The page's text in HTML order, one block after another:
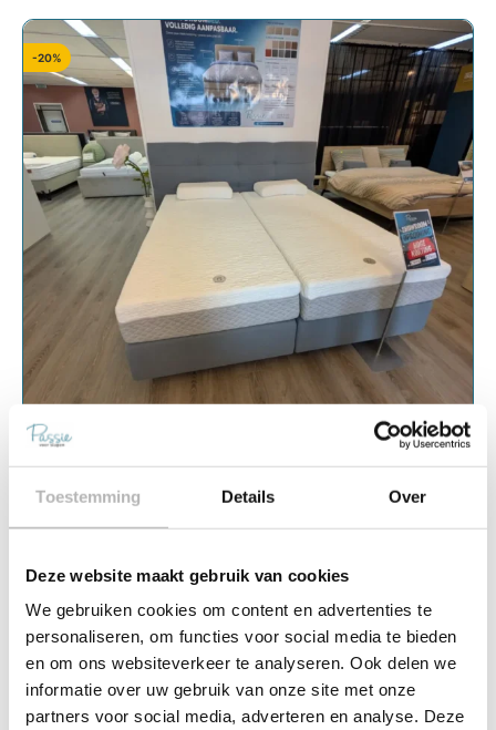
Toestemming Details Over
Deze website maakt gebruik van cookies
We gebruiken cookies om content en advertenties te
personaliseren, om functies voor social media te bieden
en om ons websiteverkeer te analyseren. Ook delen we
informatie over uw gebruik van onze site met onze
partners voor social media, adverteren en analyse. Deze
-20%
★★★★★
Passie Boxspring Bend – 180×200
(Vlaardingen)
Maatvoering 2 persoons
Stevigheid Firm, Medium
€7.455,00 €5.995,00 Bespaar €1.460,00
Snelle leveringen Scherp geprijsd Beste merken